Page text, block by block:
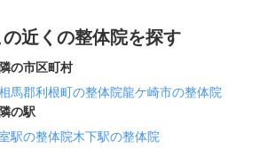
の近くの整体院を探す
の市区町村
馬郡利根町の整体院龍ケ崎市の整体院
の駅
駅の整体院木下駅の整体院